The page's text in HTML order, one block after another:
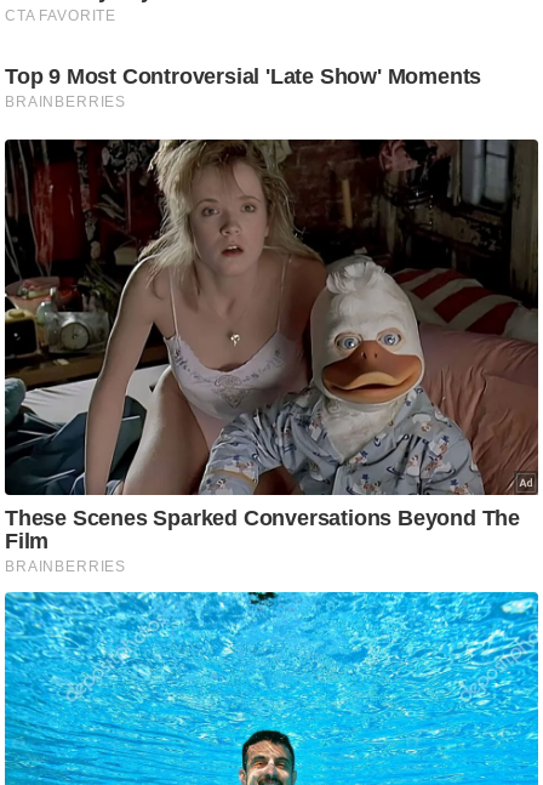
र
मी
क्षा
ध
र्म
ज्यो
ति
ष
प्र
भु
म
हि
मा
/
ध
र्म
स्थ
ल
व्र
त
त्यो
हा
र